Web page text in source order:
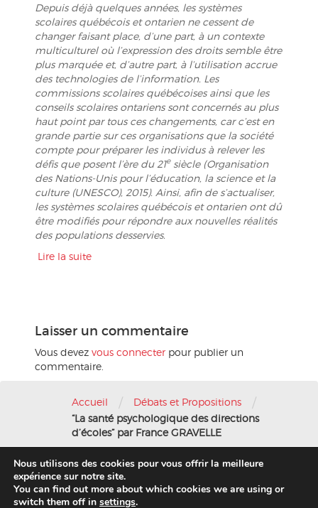
Depuis déjà quelques années, les systèmes
scolaires québécois et ontarien ne cessent de
changer faisant place, d’une part, à un contexte
multiculturel où l’expression des droits semble être
plus marquée et, d’autre part, à l’utilisation accrue
des technologies de l’information. Les
commissions scolaires québécoises ainsi que les
conseils scolaires ontariens sont concernés au plus
haut point par tous ces changements, car c’est en
grande partie sur ces organisations que la société
compte pour préparer les individus à relever les
défis que posent l’ère du 21esiècle (Organisation
des Nations-Unis pour l’éducation, la science et la
culture (UNESCO), 2015). Ainsi, afin de s’actualiser,
les systèmes scolaires québécois et ontarien ont dû
être modifiés pour répondre aux nouvelles réalités
des populations desservies.
Lire la suite
Laisser un commentaire
Vous devez vous connecterpour publier un
commentaire.
Accueil / Débats et Propositions /
“La santé psychologique des directions
d’écoles” par France GRAVELLE
Nous contacter-Mentions légales
© 2016 AFAE
Nous utilisons des cookies pour vous offrir la meilleure
expérience sur notre site.
You can find out more about which cookies we are using or
switch them off in settings.